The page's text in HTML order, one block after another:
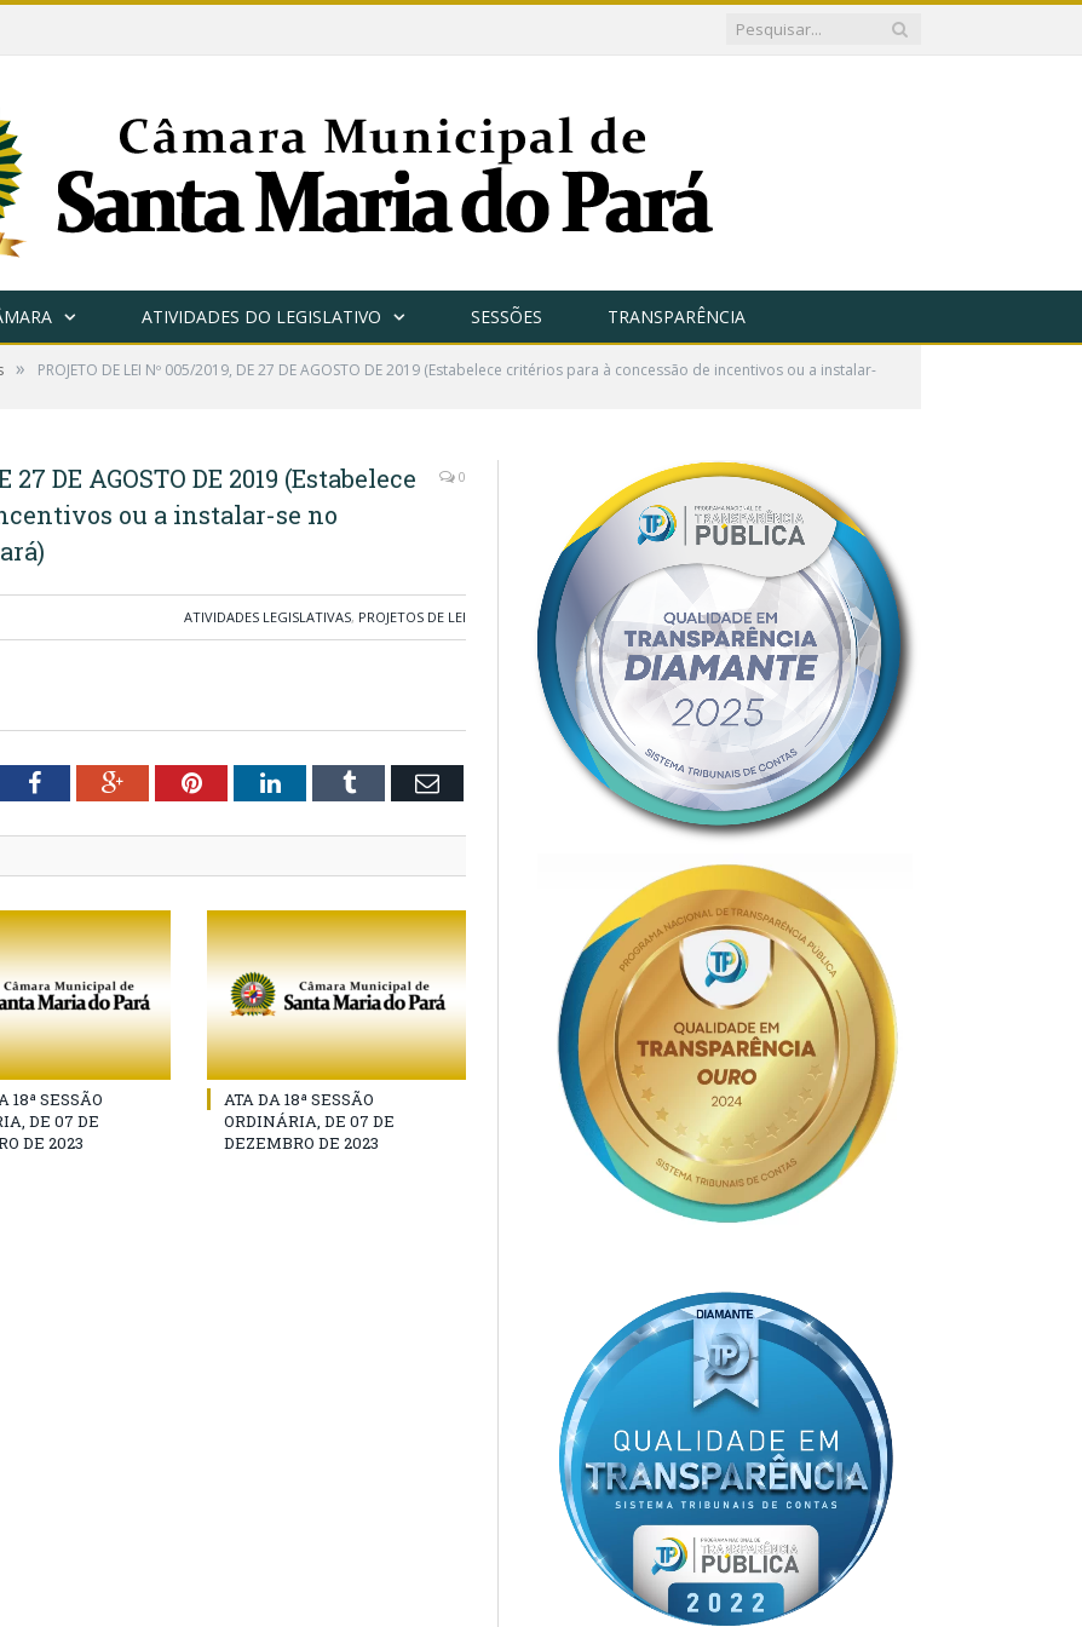
ATIVIDADES DO LEGISLATIVO SESSÕES TRANSPARÊNCIA
» PROJETO DE LEI Nº 005/2019, DE 27 DE AGOSTO DE 2019 (Estabelece critérios para à concessão de incentivos ou a instalar-
27 DE AGOSTO DE 2019 (Estabelece
ou a instalar-se no
0
ATIVIDADES LEGISLATIVAS, PROJETOS DE LEI
FacebookGoogle+PinterestLinkedInTumblr Email
18ª SESSÃO
DE 07 DE
DE 2023
ATA DA 18ª SESSÃO
ORDINÁRIA, DE 07 DE
DEZEMBRO DE 2023